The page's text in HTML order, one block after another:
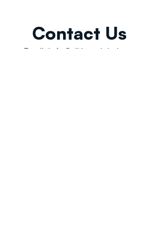
Contact Us
Email: info@tikkunglobal.org